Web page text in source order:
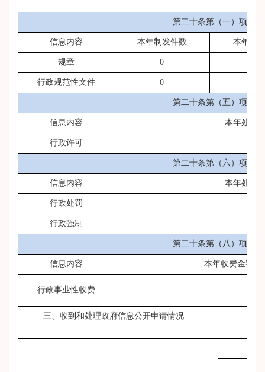
第二十条第（一）项
信息内容 本年制发件数 本年废
规章 0
行政规范性文件 0
第二十条第（五）项
信息内容 本年处理
行政许可
第二十条第（六）项
信息内容 本年处理
行政处罚
行政强制
第二十条第（八）项
信息内容 本年收费金额（
行政事业性收费
三、收到和处理政府信息公开申请情况